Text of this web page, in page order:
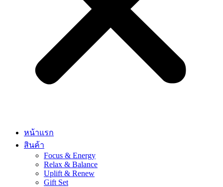
หน้าแรก
สินค้า
Focus & Energy
Relax & Balance
Uplift & Renew
Gift Set